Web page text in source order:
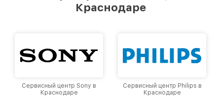
Краснодаре
Сервисный центр Sony в
Краснодаре
Сервисный центр Philips в
Краснодаре